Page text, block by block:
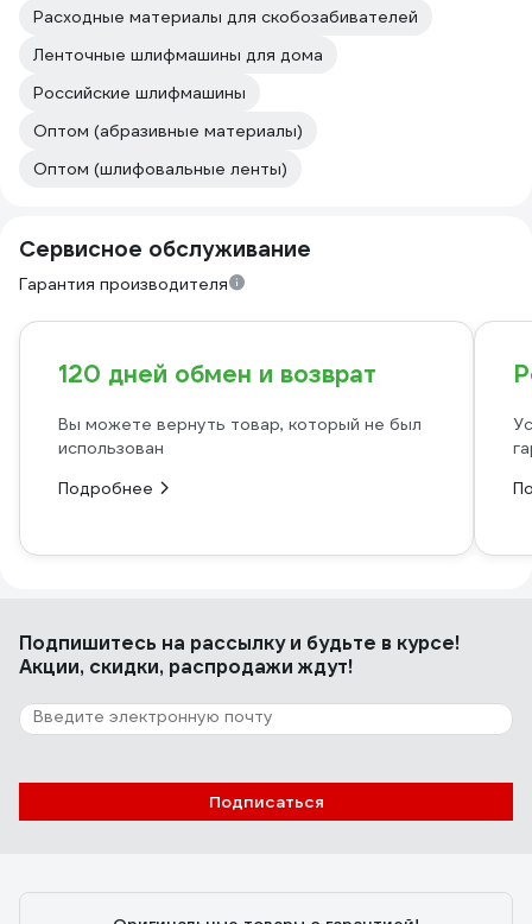
Расходные материалы для скобозабивателей
Ленточные шлифмашины для дома
Российские шлифмашины
Оптом (абразивные материалы)
Оптом (шлифовальные ленты)
Сервисное обслуживание
Гарантия производителя
120 дней обмен и возврат
Вы можете вернуть товар, который не был
использован
Подробнее
Подпишитесь на рассылкуи будьте в курсе!
Акции, скидки, распродажи ждут!
Подписаться